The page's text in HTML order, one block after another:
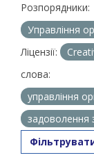
Розпорядники:
Управління
Ліцензії:
слова:
управління
задоволення